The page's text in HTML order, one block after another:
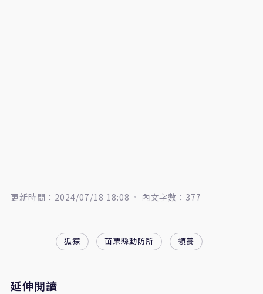
更新時間：2024/07/18 18:08 內文字數：377
狐獴 苗栗縣動防所 領養
延伸閱讀